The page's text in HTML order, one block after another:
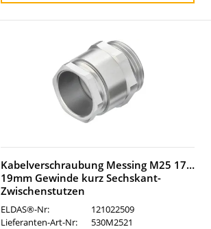
Kabelverschraubung Messing M25 17…
19mm Gewinde kurz Sechskant-
Zwischenstutzen
ELDAS®-Nr:
121022509
Lieferanten-Art-Nr:
530M2521